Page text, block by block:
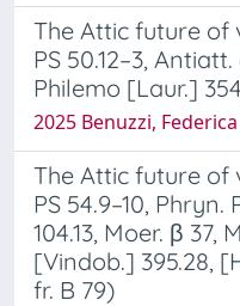
The Attic future of
PS 50.12–3,
Philemo [Laur.]
2025 Benuzzi, Federica
The Attic future of
PS 54.9–10, Phryn.
104.13, Moer. β 37,
[Vindob.] 395.28,
fr. B 79)